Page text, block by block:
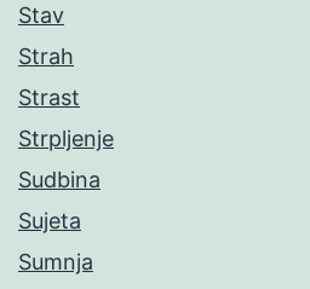
Stav
Strah
Strast
Strpljenje
Sudbina
Sujeta
Sumnja